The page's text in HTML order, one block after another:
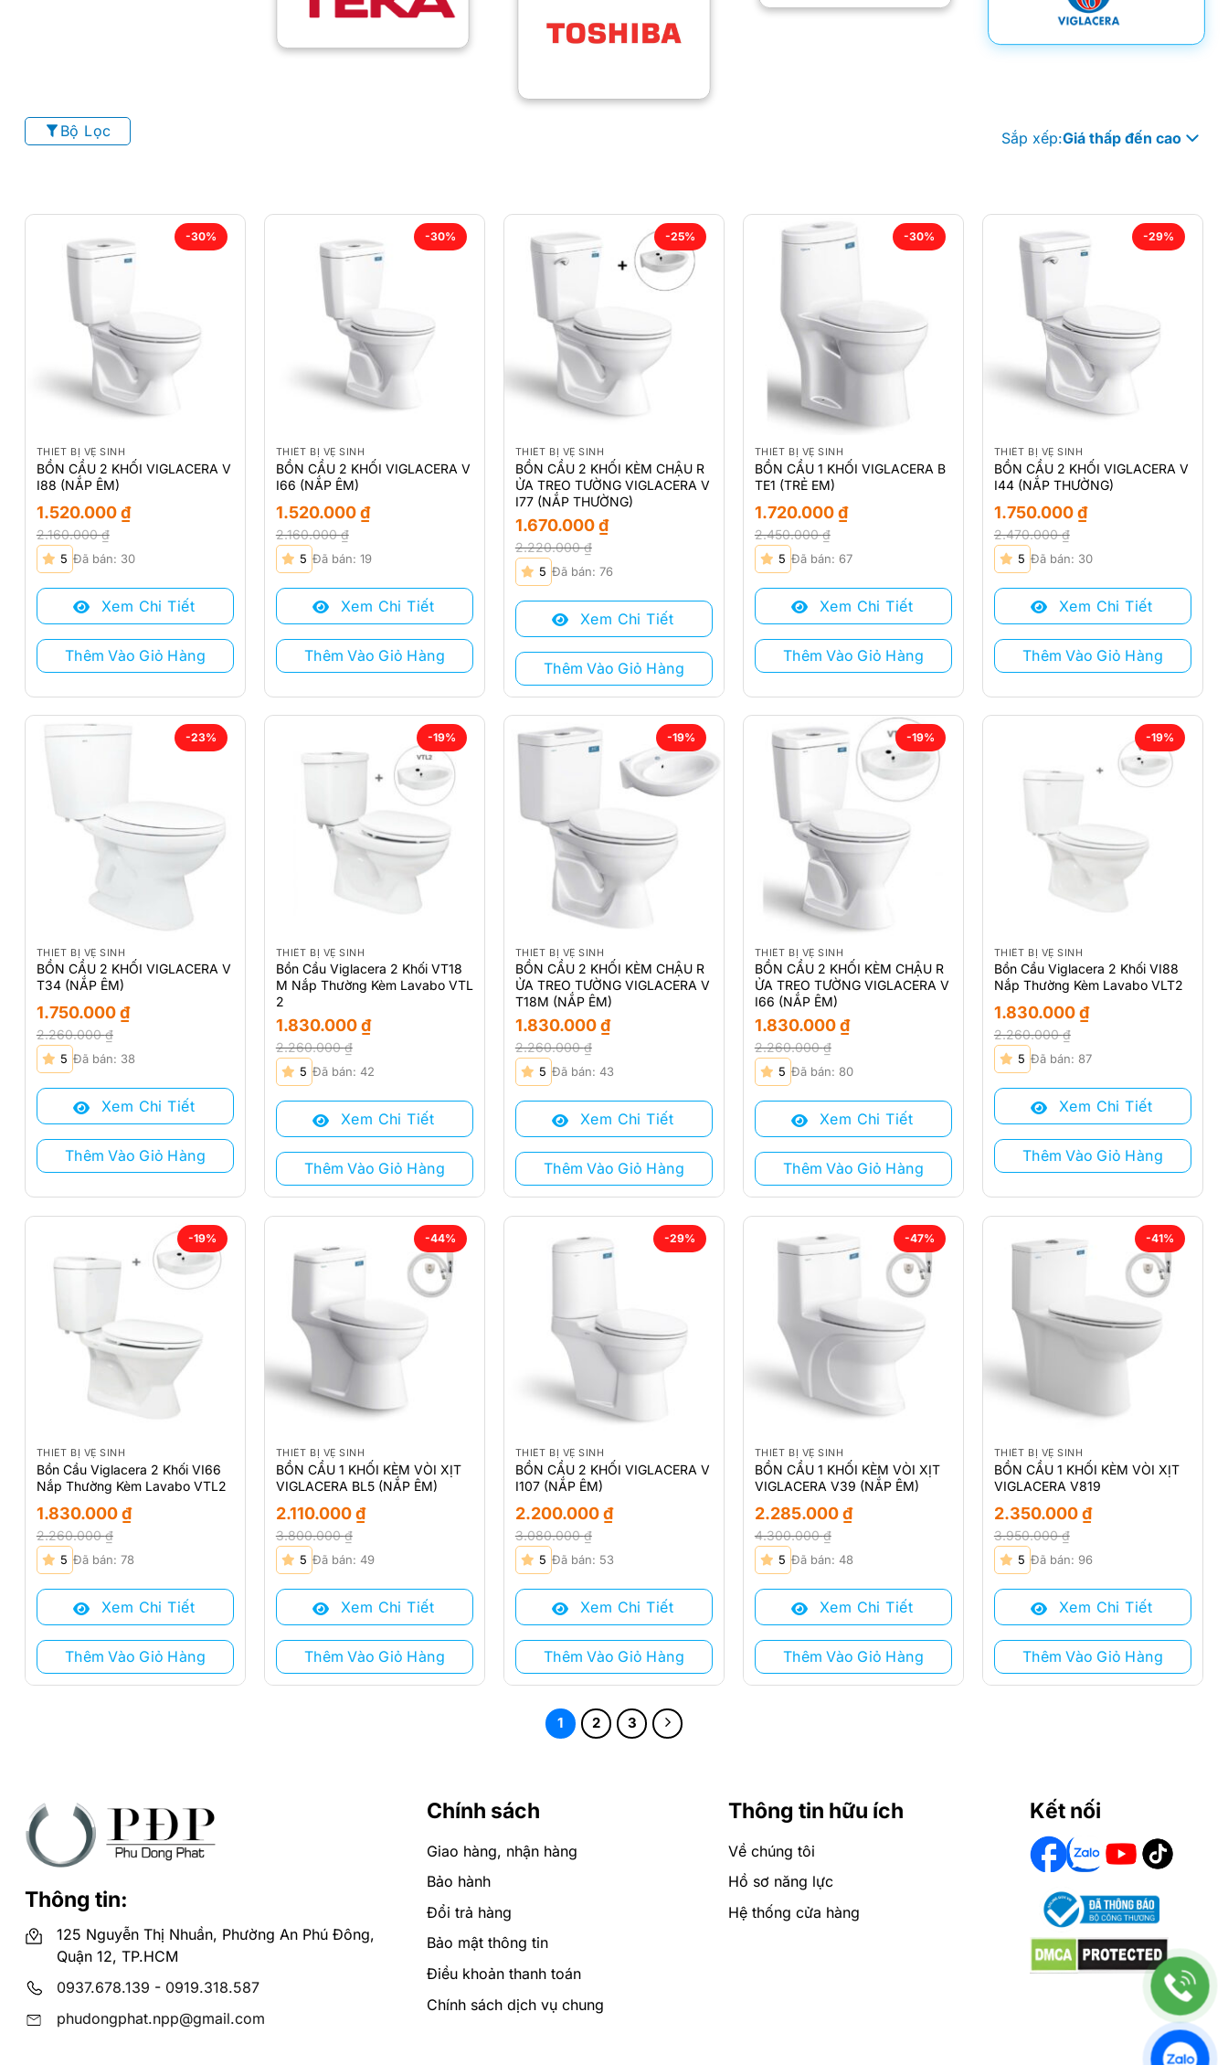
Bộ Lọc Sắp xếp:Giá thấp đến cao
-30%
THIẾT BỊ VỆ SINH
BỒN CẦU 2 KHỐI VIGLACERA V
I88 (NẮP ÊM)
2.160.000₫
Giá
gốc
là:
2.160.000 ₫.
1.520.000₫
Giá
hiện
tại
1.520.000 ₫.
5 Đã bán: 30
Xem Chi Tiết
Thêm Vào Giỏ Hàng
-30%
THIẾT BỊ VỆ SINH
BỒN CẦU 2 KHỐI VIGLACERA V
I66 (NẮP ÊM)
2.160.000₫
Giá
gốc
là:
2.160.000 ₫.
1.520.000₫
Giá
hiện
tại
1.520.000 ₫.
5 Đã bán: 19
Xem Chi Tiết
Thêm Vào Giỏ Hàng
-25%
THIẾT BỊ VỆ SINH
BỒN CẦU 2 KHỐI KÈM CHẬU R
ỬA TREO TƯỜNG VIGLACERA V
I77 (NẮP THƯỜNG)
2.220.000₫
Giá
gốc
là:
2.220.000 ₫.
1.670.000₫
Giá
hiện
tại
1.670.000 ₫.
5 Đã bán: 76
Xem Chi Tiết
Thêm Vào Giỏ Hàng
-30%
THIẾT BỊ VỆ SINH
BỒN CẦU 1 KHỐI VIGLACERA B
TE1 (TRẺ EM)
2.450.000₫
Giá
gốc
là:
2.450.000 ₫.
1.720.000₫
Giá
hiện
tại
1.720.000 ₫.
5 Đã bán: 67
Xem Chi Tiết
Thêm Vào Giỏ Hàng
-29%
THIẾT BỊ VỆ SINH
BỒN CẦU 2 KHỐI VIGLACERA V
I44 (NẮP THƯỜNG)
2.470.000₫
Giá
gốc
là:
2.470.000 ₫.
1.750.000₫
Giá
hiện
tại
1.750.000 ₫.
5 Đã bán: 30
Xem Chi Tiết
Thêm Vào Giỏ Hàng
-23%
THIẾT BỊ VỆ SINH
BỒN CẦU 2 KHỐI VIGLACERA V
T34 (NẮP ÊM)
2.260.000₫
Giá
gốc
là:
2.260.000 ₫.
1.750.000₫
Giá
hiện
tại
1.750.000 ₫.
5 Đã bán: 38
Xem Chi Tiết
Thêm Vào Giỏ Hàng
-19%
THIẾT BỊ VỆ SINH
Bồn Cầu Viglacera 2 Khối VT18
M Nắp Thường Kèm Lavabo VTL
2
2.260.000₫
Giá
gốc
là:
2.260.000 ₫.
1.830.000₫
Giá
hiện
tại
1.830.000 ₫.
5 Đã bán: 42
Xem Chi Tiết
Thêm Vào Giỏ Hàng
-19%
THIẾT BỊ VỆ SINH
BỒN CẦU 2 KHỐI KÈM CHẬU R
ỬA TREO TƯỜNG VIGLACERA V
T18M (NẮP ÊM)
2.260.000₫
Giá
gốc
là:
2.260.000 ₫.
1.830.000₫
Giá
hiện
tại
1.830.000 ₫.
5 Đã bán: 43
Xem Chi Tiết
Thêm Vào Giỏ Hàng
-19%
THIẾT BỊ VỆ SINH
BỒN CẦU 2 KHỐI KÈM CHẬU R
ỬA TREO TƯỜNG VIGLACERA V
I66 (NẮP ÊM)
2.260.000₫
Giá
gốc
là:
2.260.000 ₫.
1.830.000₫
Giá
hiện
tại
1.830.000 ₫.
5 Đã bán: 80
Xem Chi Tiết
Thêm Vào Giỏ Hàng
-19%
THIẾT BỊ VỆ SINH
Bồn Cầu Viglacera 2 Khối VI88
Nắp Thường Kèm Lavabo VLT2
2.260.000₫
Giá
gốc
là:
2.260.000 ₫.
1.830.000₫
Giá
hiện
tại
1.830.000 ₫.
5 Đã bán: 87
Xem Chi Tiết
Thêm Vào Giỏ Hàng
-19%
THIẾT BỊ VỆ SINH
Bồn Cầu Viglacera 2 Khối VI66
Nắp Thường Kèm Lavabo VTL2
2.260.000₫
Giá
gốc
là:
2.260.000 ₫.
1.830.000₫
Giá
hiện
tại
1.830.000 ₫.
5 Đã bán: 78
Xem Chi Tiết
Thêm Vào Giỏ Hàng
-44%
THIẾT BỊ VỆ SINH
BỒN CẦU 1 KHỐI KÈM VÒI XỊT
VIGLACERA BL5 (NẮP ÊM)
3.800.000₫
Giá
gốc
là:
3.800.000 ₫.
2.110.000₫
Giá
hiện
tại
2.110.000 ₫.
5 Đã bán: 49
Xem Chi Tiết
Thêm Vào Giỏ Hàng
-29%
THIẾT BỊ VỆ SINH
BỒN CẦU 2 KHỐI VIGLACERA V
I107 (NẮP ÊM)
3.080.000₫
Giá
gốc
là:
3.080.000 ₫.
2.200.000₫
Giá
hiện
tại
2.200.000 ₫.
5 Đã bán: 53
Xem Chi Tiết
Thêm Vào Giỏ Hàng
-47%
THIẾT BỊ VỆ SINH
BỒN CẦU 1 KHỐI KÈM VÒI XỊT
VIGLACERA V39 (NẮP ÊM)
4.300.000₫
Giá
gốc
là:
4.300.000 ₫.
2.285.000₫
Giá
hiện
tại
2.285.000 ₫.
5 Đã bán: 48
Xem Chi Tiết
Thêm Vào Giỏ Hàng
-41%
THIẾT BỊ VỆ SINH
BỒN CẦU 1 KHỐI KÈM VÒI XỊT
VIGLACERA V819
3.950.000₫
Giá
gốc
là:
3.950.000 ₫.
2.350.000₫
Giá
hiện
tại
2.350.000 ₫.
5 Đã bán: 96
Xem Chi Tiết
Thêm Vào Giỏ Hàng
1 2 3
Thông tin:
125 Nguyễn Thị Nhuần, Phường An Phú Đông,
Quận 12, TP.HCM
0937.678.139 - 0919.318.587
phudongphat.npp@gmail.com
Chính sách
Giao hàng, nhận hàng
Bảo hành
Đổi trả hàng
Bảo mật thông tin
Điều khoản thanh toán
Chính sách dịch vụ chung
Thông tin hữu ích
Về chúng tôi
Hồ sơ năng lực
Hệ thống cửa hàng
Kết nối